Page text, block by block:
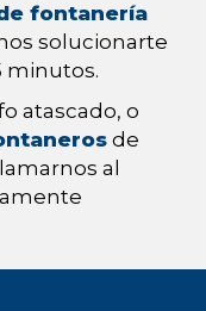
fontanería
solucionarte
minutos.
atascado, o
de
al